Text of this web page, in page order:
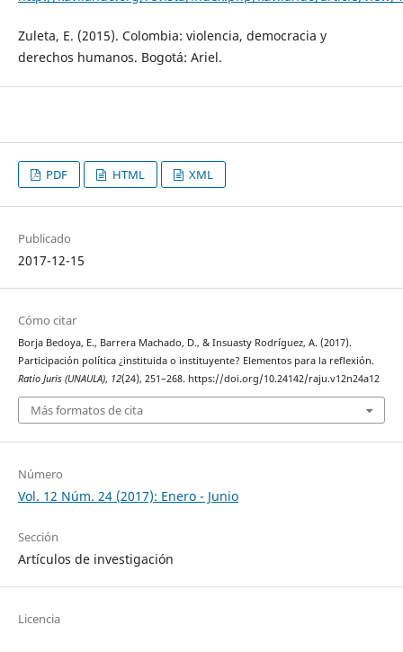
Zuleta, E. (2015). Colombia: violencia, democracia y
derechos humanos. Bogotá: Ariel.
PDF HTML XML
Publicado
2017-12-15
Cómo citar
Borja Bedoya, E., Barrera Machado, D., & Insuasty Rodríguez, A. (2017).
Participación política ¿instituida o instituyente? Elementos para la reflexión.
Ratio Juris (UNAULA), 12(24), 251–268. https://doi.org/10.24142/raju.v12n24a12
Más formatos de cita
Número
Vol. 12 Núm. 24 (2017): Enero - Junio
Sección
Artículos de investigación
Licencia